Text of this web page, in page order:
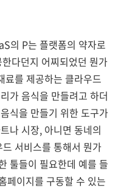
의 P는 플랫폼의 약자로
다던지 어찌되었던 뭔가
료를 제공하는 클라우드
가 음식을 만들려고 하더
식을 만들기 위한 도구가
나 시장, 아니면 동네의
서비스를 통해서 뭔가
툴들이 필요한데 예를 들
페이지를 구동할 수 있는